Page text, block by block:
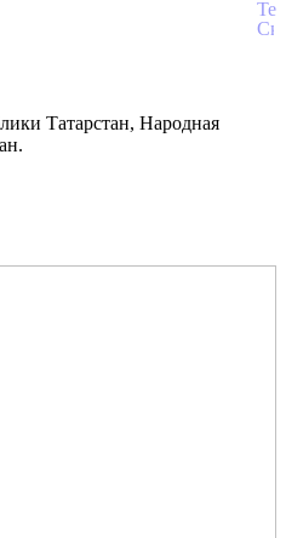
Татарстан, Народная